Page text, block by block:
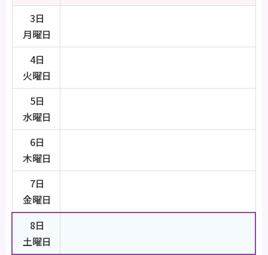
3日
月曜日
4日
火曜日
5日
水曜日
6日
木曜日
7日
金曜日
8日
土曜日